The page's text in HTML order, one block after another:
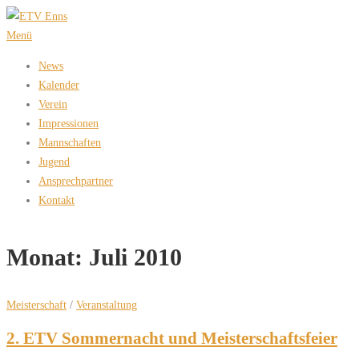
Zum
Inhalt
Menü
News
Kalender
Verein
Impressionen
Mannschaften
Jugend
Ansprechpartner
Kontakt
Monat: Juli 2010
Meisterschaft / Veranstaltung
2. ETV Sommernacht und Meisterschaftsfeier